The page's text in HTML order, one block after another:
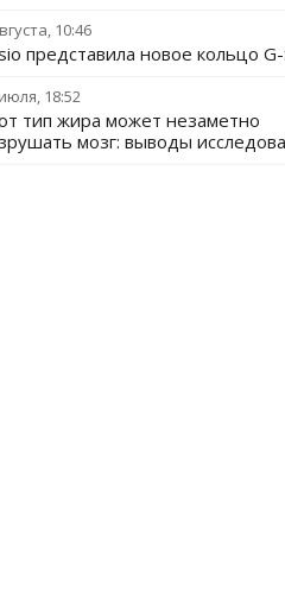
10:46
представила новое кольцо
18:52
тип жира может незаметно
мозг: выводы